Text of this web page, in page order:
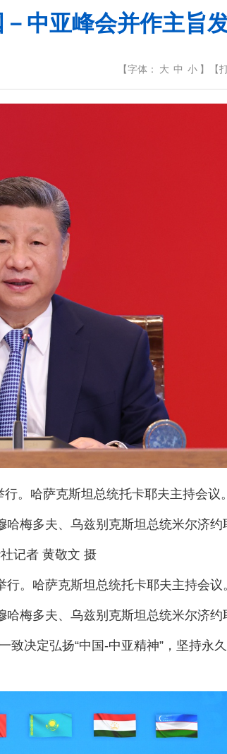
中亚峰会并作主旨
【字体： 大 中 小 】 【
。哈萨克斯坦总统托卡耶夫主持会议
梅多夫、乌兹别克斯坦总统米尔济
记者 黄敬文 摄
哈萨克斯坦总统托卡耶夫主持会议
梅多夫、乌兹别克斯坦总统米尔济
决定弘扬“中国-中亚精神”，坚持永